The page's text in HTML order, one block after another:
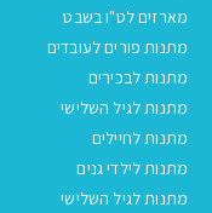
מארזים לט"ו בשבט
מתנות פורים לעובדים
מתנות לבכירים
מתנות לגיל השלישי
מתנות לחיילים
מתנות לילדי גנים
מתנות לגיל השלישי